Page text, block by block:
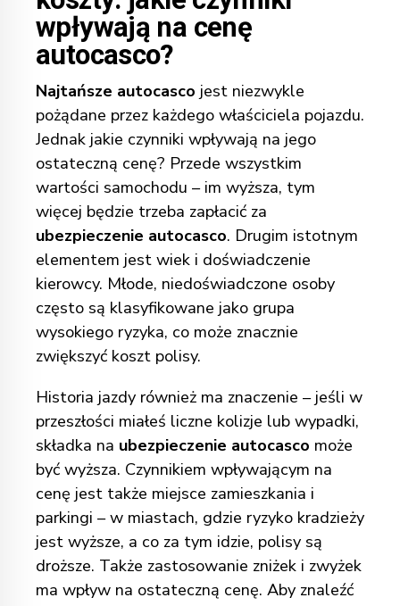
wpływają na cenę
autocasco?
Najtańsze autocasco jest niezwykle
pożądane przez każdego właściciela pojazdu.
Jednak jakie czynniki wpływają na jego
ostateczną cenę? Przede wszystkim
wartości samochodu – im wyższa, tym
więcej będzie trzeba zapłacić za
ubezpieczenie autocasco. Drugim istotnym
elementem jest wiek i doświadczenie
kierowcy. Młode, niedoświadczone osoby
często są klasyfikowane jako grupa
wysokiego ryzyka, co może znacznie
zwiększyć koszt polisy.
Historia jazdy również ma znaczenie – jeśli w
przeszłości miałeś liczne kolizje lub wypadki,
składka na ubezpieczenie autocasco może
być wyższa. Czynnikiem wpływającym na
cenę jest także miejsce zamieszkania i
parkingi – w miastach, gdzie ryzyko kradzieży
jest wyższe, a co za tym idzie, polisy są
droższe. Także zastosowanie zniżek i zwyżek
ma wpływ na ostateczną cenę. Aby znaleźć